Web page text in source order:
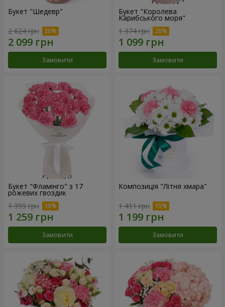
Букет "Шедевр"
2 624 грн
Замовити
Букет "Королева
Карибського моря"
1 374 грн
Замовити
Букет "Фламінго" з 17
рожевих гвоздик
1 399 грн
Замовити
Композиція "Літня хмара"
1 411 грн
Замовити